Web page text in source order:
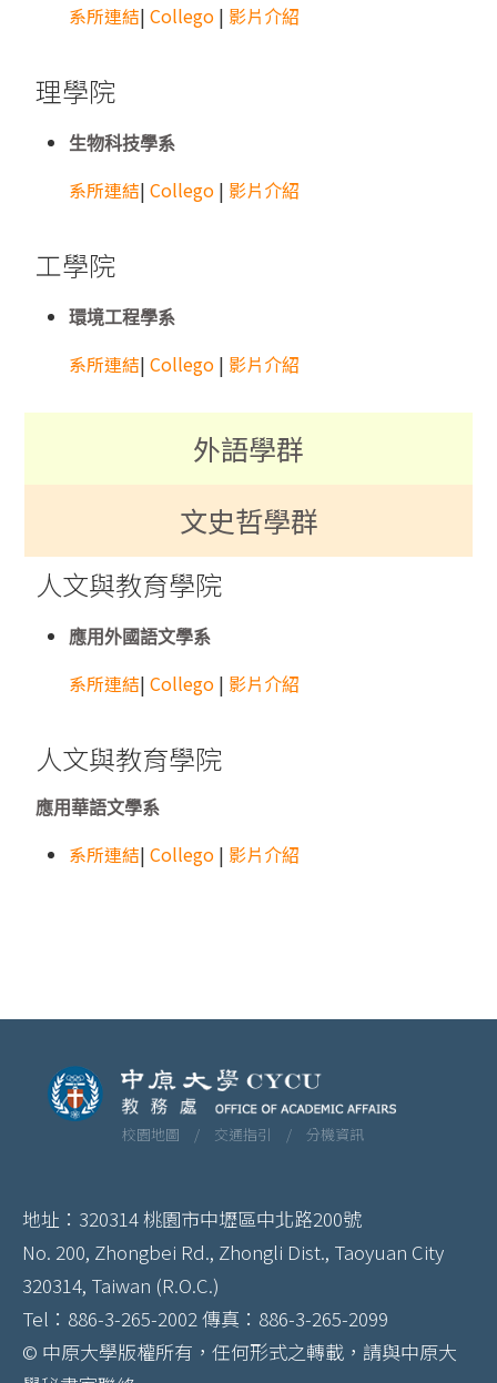
系所連結|Collego | 影片介紹
理學院
生物科技學系
系所連結|Collego | 影片介紹
工學院
環境工程學系
系所連結|Collego | 影片介紹
外語學群
文史哲學群
人文與教育學院
應用外國語文學系
系所連結|Collego | 影片介紹
人文與教育學院
應用華語文學系
系所連結|Collego | 影片介紹
校園地圖 / 交通指引 / 分機資訊
地址：320314 桃園市中壢區中北路200號
No. 200, Zhongbei Rd., Zhongli Dist., Taoyuan City
320314, Taiwan (R.O.C.)
Tel：886-3-265-2002 傳真：886-3-265-2099
© 中原大學版權所有，任何形式之轉載，請與中原大